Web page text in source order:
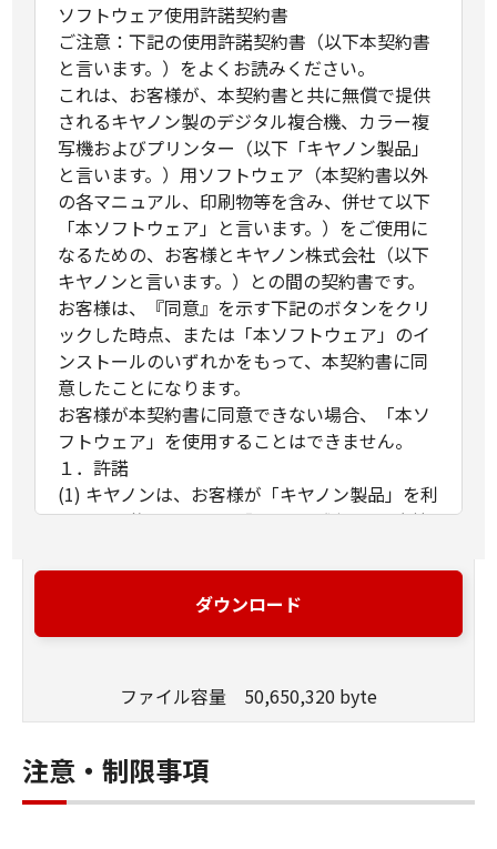
ソフトウェア使用許諾契約書
ご注意：下記の使用許諾契約書（以下本契約書
と言います。）をよくお読みください。
これは、お客様が、本契約書と共に無償で提供
されるキヤノン製のデジタル複合機、カラー複
写機およびプリンター（以下「キヤノン製品」
と言います。）用ソフトウェア（本契約書以外
の各マニュアル、印刷物等を含み、併せて以下
「本ソフトウェア」と言います。）をご使用に
なるための、お客様とキヤノン株式会社（以下
キヤノンと言います。）との間の契約書です。
お客様は、『同意』を示す下記のボタンをクリ
ックした時点、または「本ソフトウェア」のイ
ンストールのいずれかをもって、本契約書に同
意したことになります。
お客様が本契約書に同意できない場合、「本ソ
フトウェア」を使用することはできません。
１．許諾
(1) キヤノンは、お客様が「キヤノン製品」を利
用する目的のために、「キヤノン製品」に直接
ンピューター（以下「指定機器」と言いま
す。）において、「本ソフトウェア」を使用
ること、アクセスすること、もしくは実行する
の非独占的権利をお客様に対して許諾します。
お客様は、また「指定機器」にネットワークを
通じて接続されたコンピューター上で、かかる
ダウンロード
ファイル容量 50,650,320 byte
注意・制限事項